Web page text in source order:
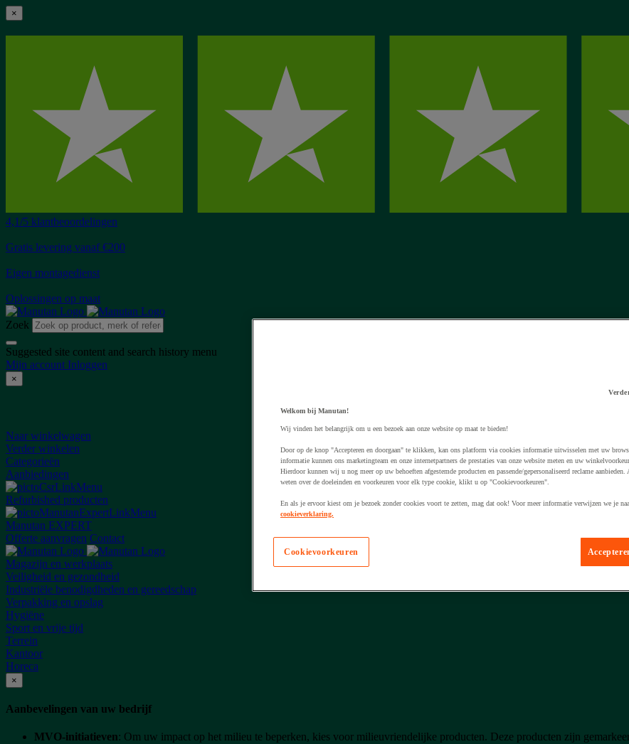
×
4,1/5 klantbeoordelingen
Gratis levering vanaf €200
Eigen montagedienst
Oplossingen op maat
Zoek
Suggested site content and search history menu
Mijn account Inloggen
×
Het artikel is in je winkelwagen geplaatst
Naar winkelwagen
Verder winkelen
Categorieën
Aanbiedingen
Refurbished producten
Manutan EXPERT
Offerte aanvragen Contact
Magazijn en werkplaats
Veiligheid en gezondheid
Industriële benodigdheden en gereedschap
Verpakking en opslag
Hygiëne
Sport en vrije tijd
Terrein
Kantoor
Horeca
×
Aanbevelingen van uw bedrijf
MVO-initiatieven: Om uw impact op het milieu te beperken, kies voor milieuvriendelijke producten. Deze producten zijn
Welkom bij Manutan!
Wij vinden het belangrijk om u een bezoek aan onze website op maat te bieden!
Door op de knop "Accepteren en doorgaan" te klikken, kan ons platform via cookies informatie uitwisselen met uw
informatie kunnen ons marketingteam en onze internetpartners de prestaties van onze website meten en uw
Hierdoor kunnen wij u nog meer op uw behoeften afgestemde producten en passende/gepersonaliseerd reclame
weten over de doeleinden en voorkeuren voor elk type cookie, klikt u op "Cookievoorkeuren".
En als je ervoor kiest om je bezoek zonder cookies voort te zetten, mag dat ook! Voor meer informatie verwijzen we je
cookieverklaring.
Cookievoorkeuren